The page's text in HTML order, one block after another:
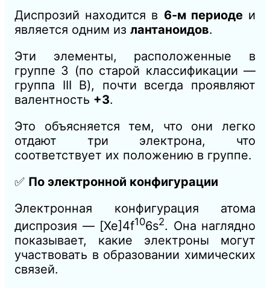
Диспрозий находится в 6-м периодеи
является одним из лантаноидов.
Эти элементы, расположенные в
группе 3 (по старой классификации —
группа III B), почти всегда проявляют
валентность +3.
Это объясняется тем, что они легко
отдают три электрона, что
соответствует их положению в группе.
✅ По электронной конфигурации
Электронная конфигурация атома
диспрозия — [Xe]4f106s2. Она наглядно
показывает, какие электроны могут
участвовать в образовании химических
связей.